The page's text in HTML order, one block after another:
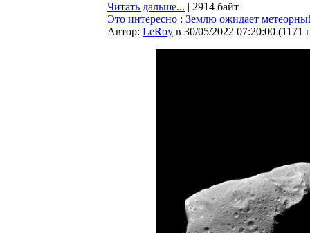
Читать дальше... | 2914 байт
Это интересно : Землю ожидает
Автор: LeRoy в 30/05/2022 07:20:00 (1171